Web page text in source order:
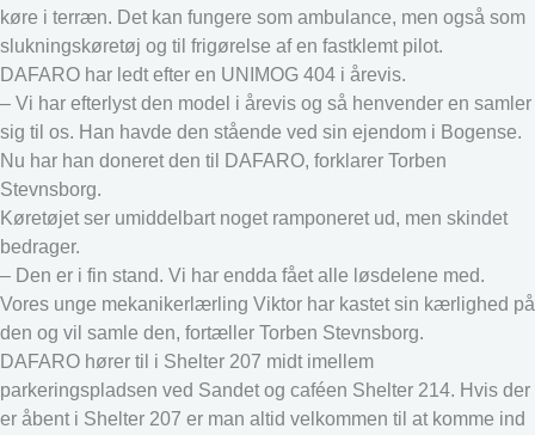
køre i terræn. Det kan fungere som ambulance, men også som
slukningskøretøj og til frigørelse af en fastklemt pilot.
DAFARO har ledt efter en UNIMOG 404 i årevis.
– Vi har efterlyst den model i årevis og så henvender en samler
sig til os. Han havde den stående ved sin ejendom i Bogense.
Nu har han doneret den til DAFARO, forklarer Torben
Stevnsborg.
Køretøjet ser umiddelbart noget ramponeret ud, men skindet
bedrager.
– Den er i fin stand. Vi har endda fået alle løsdelene med.
Vores unge mekanikerlærling Viktor har kastet sin kærlighed på
den og vil samle den, fortæller Torben Stevnsborg.
DAFARO hører til i Shelter 207 midt imellem
parkeringspladsen ved Sandet og caféen Shelter 214. Hvis der
er åbent i Shelter 207 er man altid velkommen til at komme ind